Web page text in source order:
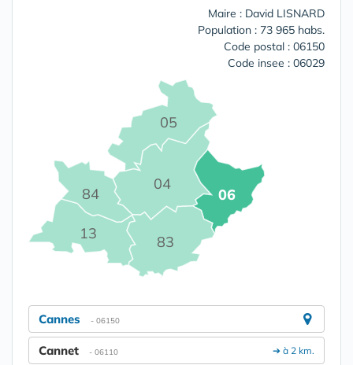
Maire : David LISNARD
Population : 73 965 habs.
Code postal : 06150
Code insee : 06029
04
05
06
13 83
84
Cannes - 06150
➔ à 2 km.
Cannet - 06110